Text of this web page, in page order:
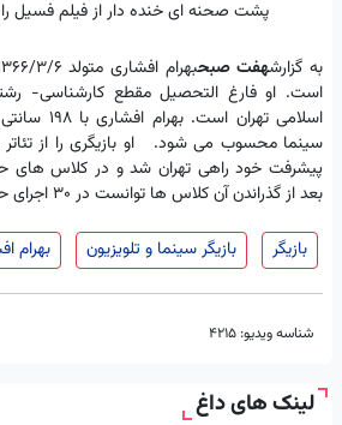
پشت صحنه ای خنده دار از فیلم فسیل
به گزارشهفت صبح
است. او فارغ التحصیل مقطع کارشناسی- رشته
اسلامی
سینما محسوب می شود. او بازیگری را از
پیشرفت خود راهی تهران شد و در کلاس های
بعد از گذراندن آن کلاس ها توانست در ۳۰ اجرای حرفه‌ای شرکت کند
بازیگر بازیگر سینما و تلویزیون بهرام
شناسه ویدیو:
لینک های داغ